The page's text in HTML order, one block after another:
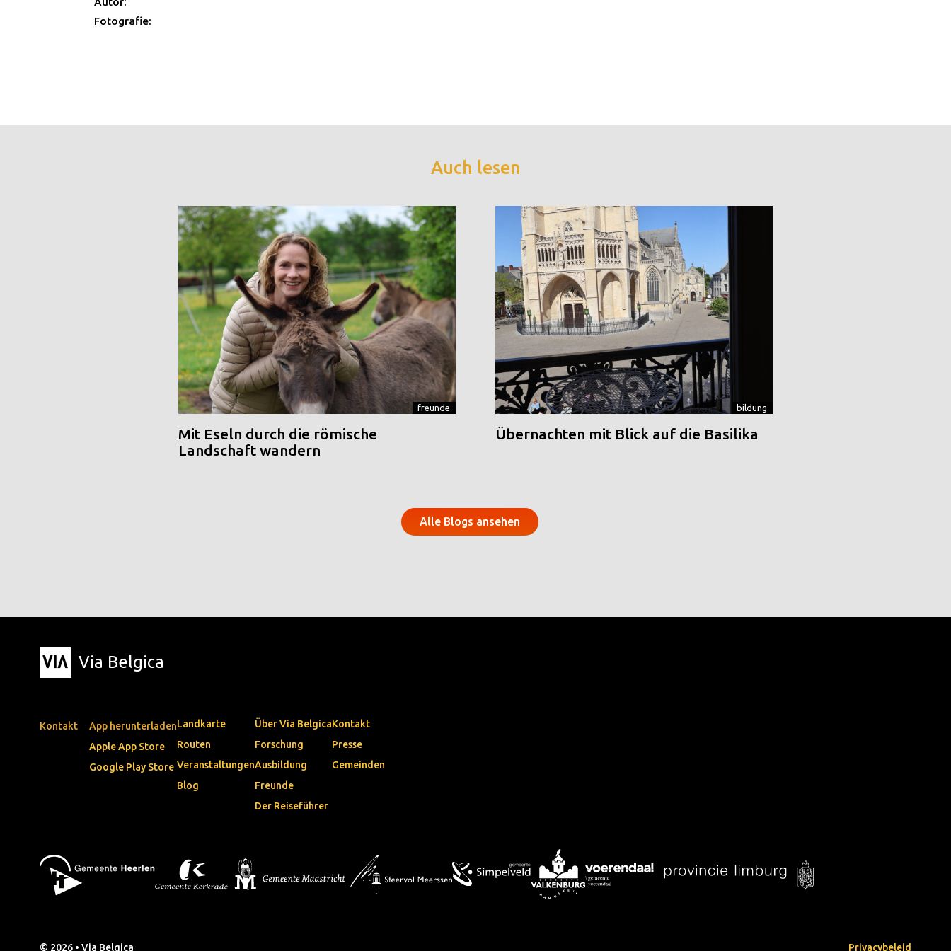
Fotografie:
Auch lesen
freunde
Mit Eseln durch die römische
Landschaft wandern
bildung
Übernachten mit Blick auf die Basilika
Alle Blogs ansehen
Via Belgica
Kontakt
App herunterladen
Apple App Store
Google Play Store
Landkarte
Routen
Veranstaltungen
Blog
Über Via Belgica
Forschung
Ausbildung
Freunde
Der Reiseführer
Kontakt
Presse
Gemeinden
© 2026 • Via Belgica Privacybeleid